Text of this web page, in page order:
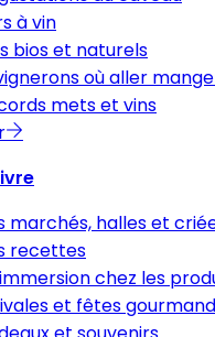
à vin
bios et naturels
où aller
mets et vins
marchés, halles et
recettes
chez les
et fêtes